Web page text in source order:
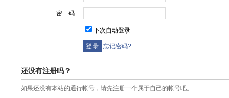
密 码
下次自动登录
忘记密码?
还没有注册吗？
如果还没有本站的通行帐号，请先注册一个属于自己的帐号吧。